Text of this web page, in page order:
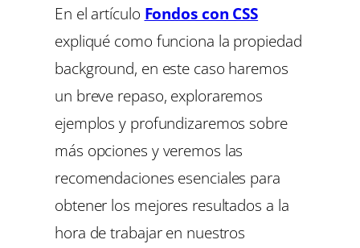
En el artículo Fondos con CSS
expliqué como funciona la propiedad
background, en este caso haremos
un breve repaso, exploraremos
ejemplos y profundizaremos sobre
más opciones y veremos las
recomendaciones esenciales para
obtener los mejores resultados a la
hora de trabajar en nuestros